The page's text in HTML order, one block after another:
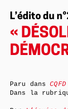
L’édito du
«
Paru dansCQFD
Dans la